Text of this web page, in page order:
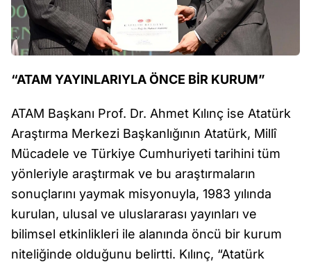
“ATAM YAYINLARIYLA ÖNCE BİR KURUM”
ATAM Başkanı Prof. Dr. Ahmet Kılınç ise Atatürk
Araştırma Merkezi Başkanlığının Atatürk, Millî
Mücadele ve Türkiye Cumhuriyeti tarihini tüm
yönleriyle araştırmak ve bu araştırmaların
sonuçlarını yaymak misyonuyla, 1983 yılında
kurulan, ulusal ve uluslararası yayınları ve
bilimsel etkinlikleri ile alanında öncü bir kurum
niteliğinde olduğunu belirtti. Kılınç, “Atatürk